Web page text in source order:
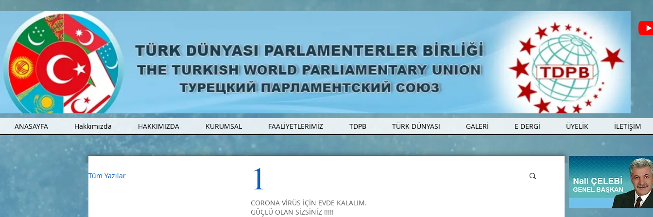
ANASAYFA Hakkımızda HAKKIMIZDA KURUMSAL FAALİYETLERİMİZ TDPB TÜRK DÜNYASI GALERİ E DERGİ ÜYELİK İLETİŞİM
Tüm Yazılar 1
CORONA VİRÜS İÇİN EVDE KALALIM.
GÜÇLÜ OLAN SİZSİNİZ !!!!!